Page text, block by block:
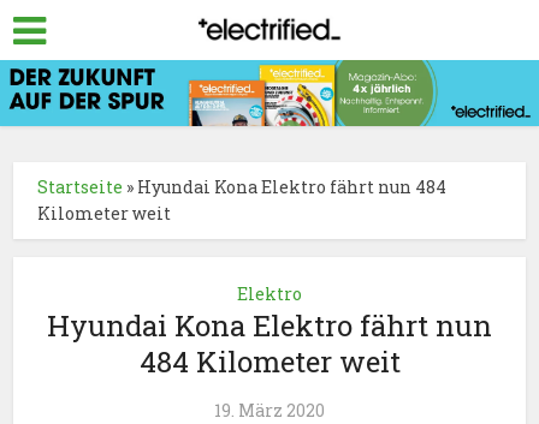
Startseite » Hyundai Kona Elektro fährt nun 484
Kilometer weit
Elektro
Hyundai Kona Elektro fährt nun
484 Kilometer weit
19. März 2020